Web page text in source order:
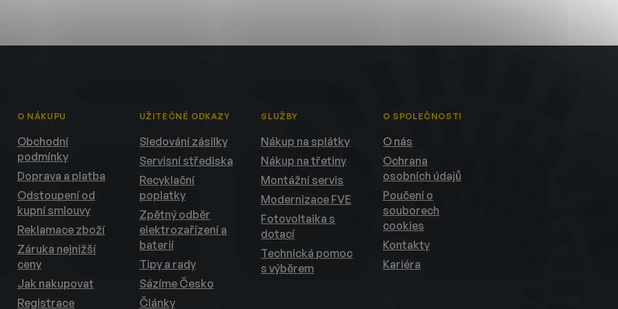
O NÁKUPU
Obchodní
podmínky
Doprava a platba
Odstoupení od
kupní smlouvy
Reklamace zboží
Záruka nejnižší
ceny
Jak nakupovat
Registrace
UŽITEČNÉ ODKAZY
Sledování zásilky
Servisní střediska
Recyklační
poplatky
Zpětný odběr
elektrozařízení a
baterií
Tipy a rady
Sázíme Česko
Články
SLUŽBY
Nákup na splátky
Nákup na třetiny
Montážní servis
Modernizace FVE
Fotovoltaika s
dotací
Technická pomoc
s výběrem
O SPOLEČNOSTI
O nás
Ochrana
osobních údajů
Poučení o
souborech
cookies
Kontakty
Kariéra